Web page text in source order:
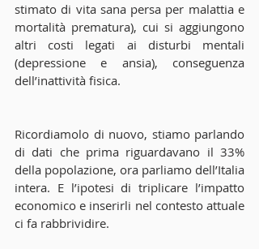
stimato di vita sana persa per malattia e
mortalità prematura), cui si aggiungono
altri costi legati ai disturbi mentali
(depressione e ansia), conseguenza
dell’inattività fisica.
Ricordiamolo di nuovo, stiamo parlando
di dati che prima riguardavano il 33%
della popolazione, ora parliamo dell’Italia
intera. E l’ipotesi di triplicare l’impatto
economico e inserirli nel contesto attuale
ci fa rabbrividire.